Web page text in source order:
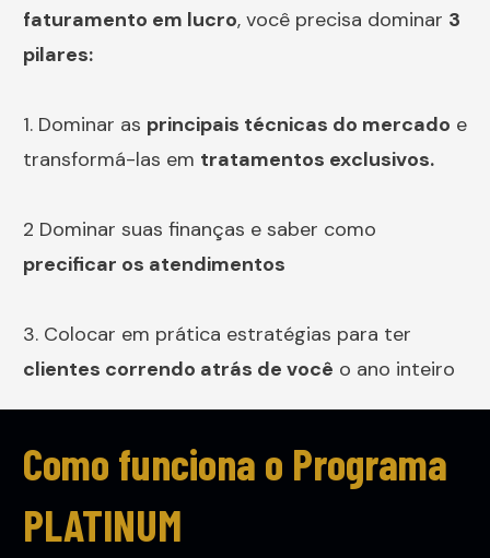
faturamento em lucro, você precisa dominar 3
pilares:
1. Dominar as principais técnicas do mercado e
transformá-las em tratamentos exclusivos.
2 Dominar suas finanças e saber como
precificar os atendimentos
3. Colocar em prática estratégias para ter
clientes correndo atrás de você o ano inteiro
Como funciona o Programa
PLATINUM